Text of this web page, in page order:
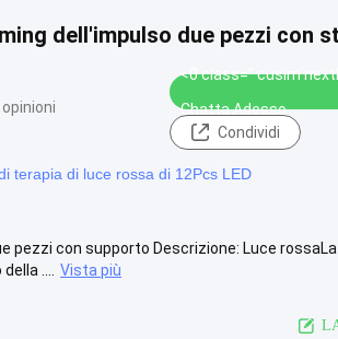
dell'impulso due pezzi con
opinioni
<0 class=" cusim
Chatta Adesso
Condividi
terapia di luce rossa di 12Pcs LED
pezzi con supporto Descrizione: Luce
....
Vista più